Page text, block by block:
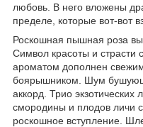
любовь. В него вложены
пределе, которые вот-вот
Роскошная пышная роза
Символ красоты и страсти
ароматом дополнен
боярышником. Шум
аккорд. Трио экзотических
смородины и плодов личи
роскошное вступление.